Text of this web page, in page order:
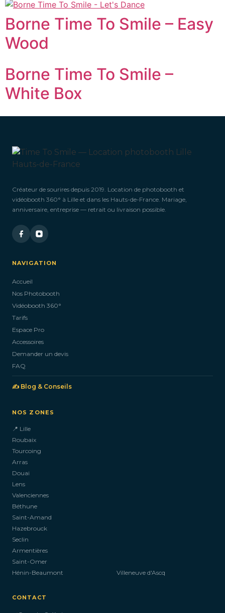
Borne Time To Smile – Easy
Wood
Borne Time To Smile –
White Box
Créateur de sourires depuis 2019. Location de photobooth et
vidéobooth 360° à Lille et dans les Hauts-de-France. Mariage,
anniversaire, entreprise — retrait ou livraison possible.
NAVIGATION
Accueil
Nos Photobooth
Vidéobooth 360°
Tarifs
Espace Pro
Accessoires
Demander un devis
FAQ
✍️ Blog & Conseils
NOS ZONES
📍 Lille
Roubaix
Tourcoing
Arras
Douai
Lens
Valenciennes
Béthune
Saint-Amand
Hazebrouck
Seclin
Armentières
Saint-Omer
Hénin-Beaumont
Villeneuve d'Ascq
CONTACT